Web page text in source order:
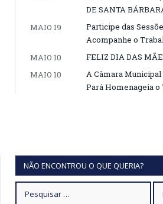
DE SANTA
MAIO 19
Participe das
Acompanhe o
MAIO 10
FELIZ DIA DAS
MAIO 10
A Câmara Municipal
Pará Homenageia
NÃO ENCONTROU O QUE QUERIA?